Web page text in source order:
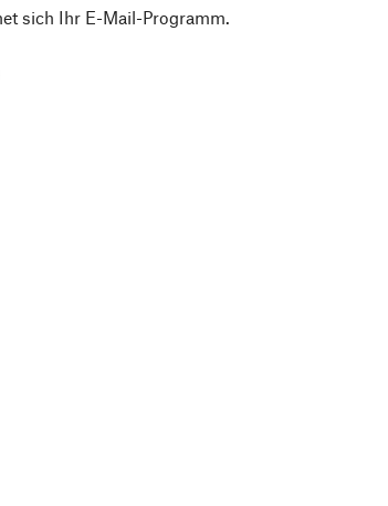
sich Ihr E-Mail-Programm.